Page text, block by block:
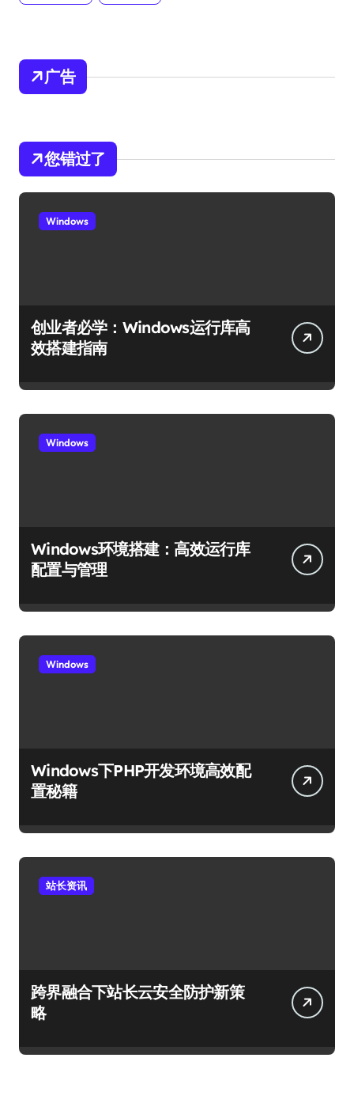
广告
您错过了
Windows
创业者必学：Windows运行库高
效搭建指南
Windows
Windows环境搭建：高效运行库
配置与管理
Windows
Windows下PHP开发环境高效配
置秘籍
站长资讯
跨界融合下站长云安全防护新策
略